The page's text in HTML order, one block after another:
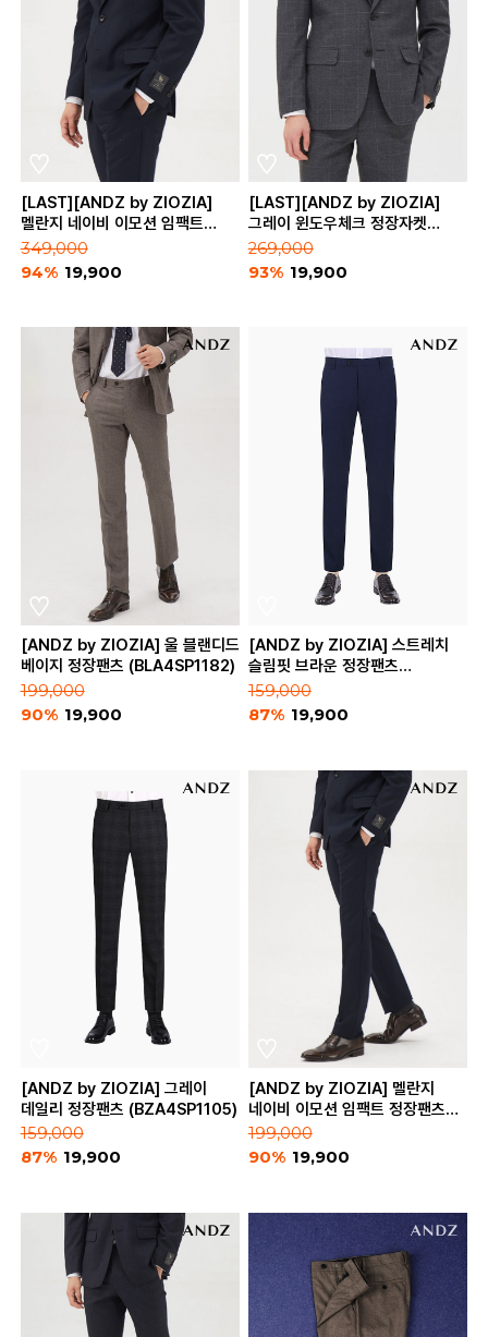
[LAST][ANDZ by ZIOZIA]
멜란지 네이비 이모션 임팩트
정장자켓 (BLA4SB1181)
349,000
94% 19,900
[LAST][ANDZ by ZIOZIA]
그레이 윈도우체크 정장자켓
(BZA4SB1106)
269,000
93% 19,900
[ANDZ by ZIOZIA] 울 블랜디드
베이지 정장팬츠 (BLA4SP1182)
199,000
90% 19,900
[ANDZ by ZIOZIA] 스트레치
슬림핏 브라운 정장팬츠
(BZA4SP1103)
159,000
87% 19,900
[ANDZ by ZIOZIA] 그레이
데일리 정장팬츠 (BZA4SP1105)
159,000
87% 19,900
[ANDZ by ZIOZIA] 멜란지
네이비 이모션 임팩트 정장팬츠
(BLA4SP1181)
199,000
90% 19,900